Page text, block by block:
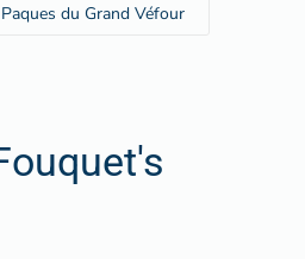
du Grand Véfour